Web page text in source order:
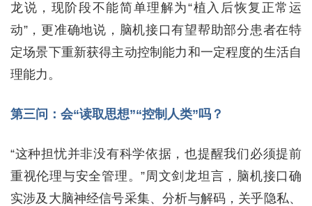
龙说，现阶段不能简单理解为“植入后恢复正常运
动”，更准确地说，脑机接口有望帮助部分患者在特
定场景下重新获得主动控制能力和一定程度的生活自
理能力。
第三问：会“读取思想”“控制人类”吗？
“这种担忧并非没有科学依据，也提醒我们必须提前
重视伦理与安全管理。”周文剑龙坦言，脑机接口确
实涉及大脑神经信号采集、分析与解码，关乎隐私、